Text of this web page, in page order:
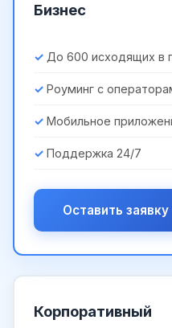
Бизнес
До 600 исходящих в
Роуминг с
Мобильное
Поддержка 24/7
Оставить заявку
Корпоративный